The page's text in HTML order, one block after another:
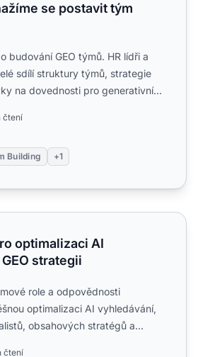
se postavit tým
budování GEO týmů. HR lídři a
sdílí struktury týmů, strategie
na dovednosti pro generativní
čtení
Building +1
AI vyhledávání a GEO
optimalizaci AI
strategii
role a odpovědnosti
optimalizaci AI vyhledávání,
obsahových stratégů a
čtení